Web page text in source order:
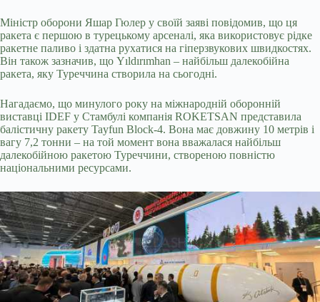
Міністр оборони Яшар Гюлер у своїй заяві повідомив, що ця
ракета є першою в турецькому арсеналі, яка використовує рідке
ракетне паливо і здатна рухатися на гіперзвукових швидкостях.
Він також зазначив, що Yıldırımhan – найбільш далекобійна
ракета, яку Туреччина створила на сьогодні.
Нагадаємо, що минулого року на міжнародній оборонній
виставці IDEF у Стамбулі компанія ROKETSAN представила
балістичну ракету Tayfun Block-4. Вона має довжину 10 метрів і
вагу 7,2 тонни – на той момент вона вважалася найбільш
далекобійною ракетою Туреччини, створеною повністю
національними ресурсами.